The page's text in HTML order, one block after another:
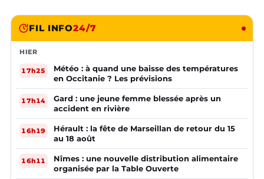
FIL INFO24/7
HIER
17h25
Météo : à quand une baisse des températures
en Occitanie ? Les prévisions
17h14
Gard : une jeune femme blessée après un
accident en rivière
16h19
Hérault : la fête de Marseillan de retour du 15
au 18 août
16h11
Nîmes : une nouvelle distribution alimentaire
organisée par la Table Ouverte